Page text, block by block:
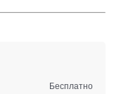
Бесплатно